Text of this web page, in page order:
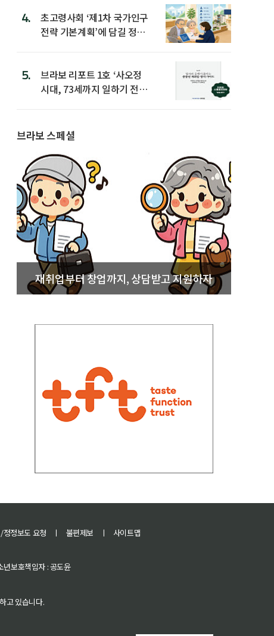
4.
초고령사회 ‘제1차 국가인구
전략 기본계획’에 담길 정책
5.
브라보 리포트 1호 ‘사오정
시대, 73세까지 일하기 전략’
브라보 스페셜
재취업부터 창업까지, 상담받고 지원하자
정정보도 요청 ㅣ 불편제보 ㅣ
사이트맵
년보호책임자 : 공도윤
고 있습니다.